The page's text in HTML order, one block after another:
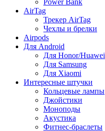
Power Bank
AirTag
Трекер AirTag
Чехлы и брелки
Airpods
Для Android
Для Honor/Huawei
Для Samsung
Для Xiaomi
Интересные штучки
Кольцевые лампы
Джойстики
Моноподы
Акустика
Фитнес-браслеты